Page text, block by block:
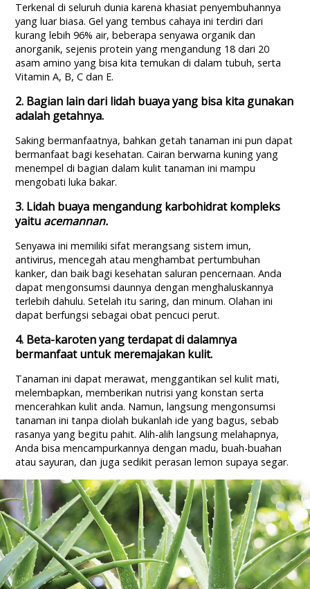
Terkenal di seluruh dunia karena khasiat penyembuhannya
yang luar biasa. Gel yang tembus cahaya ini terdiri dari
kurang lebih 96% air, beberapa senyawa organik dan
anorganik, sejenis protein yang mengandung 18 dari 20
asam amino yang bisa kita temukan di dalam tubuh, serta
Vitamin A, B, C dan E.
2. Bagian lain dari lidah buaya yang bisa kita gunakan
adalah getahnya.
Saking bermanfaatnya, bahkan getah tanaman ini pun dapat
bermanfaat bagi kesehatan. Cairan berwarna kuning yang
menempel di bagian dalam kulit tanaman ini mampu
mengobati luka bakar.
3. Lidah buaya mengandung karbohidrat kompleks
yaitu acemannan.
Senyawa ini memiliki sifat merangsang sistem imun,
antivirus, mencegah atau menghambat pertumbuhan
kanker, dan baik bagi kesehatan saluran pencernaan. Anda
dapat mengonsumsi daunnya dengan menghaluskannya
terlebih dahulu. Setelah itu saring, dan minum. Olahan ini
dapat berfungsi sebagai obat pencuci perut.
4. Beta-karoten yang terdapat di dalamnya
bermanfaat untuk meremajakan kulit.
Tanaman ini dapat merawat, menggantikan sel kulit mati,
melembapkan, memberikan nutrisi yang konstan serta
mencerahkan kulit anda. Namun, langsung mengonsumsi
tanaman ini tanpa diolah bukanlah ide yang bagus, sebab
rasanya yang begitu pahit. Alih-alih langsung melahapnya,
Anda bisa mencampurkannya dengan madu, buah-buahan
atau sayuran, dan juga sedikit perasan lemon supaya segar.